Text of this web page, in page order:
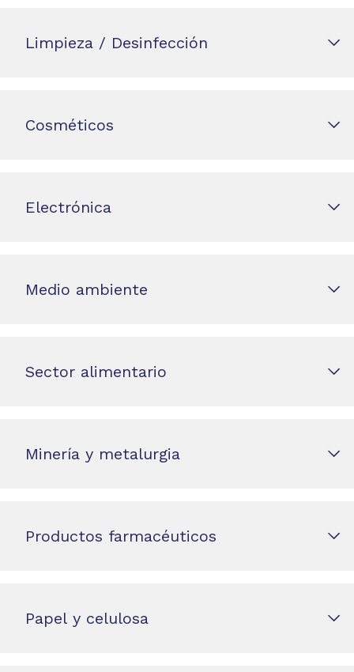
Limpieza / Desinfección
Cosméticos
Electrónica
Medio ambiente
Sector alimentario
Minería y metalurgia
Productos farmacéuticos
Papel y celulosa